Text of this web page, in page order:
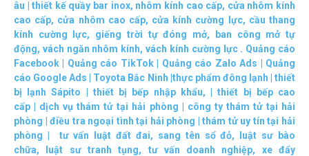
âu |thiết kế quầy bar inox, nhôm kính cao cấp, cửa nhôm kính
cao cấp, cửa nhôm cao cấp, cửa kính cường lực, cầu thang
kính cường lực, giếng trời tự đóng mở,
ban công mở tự
động, vách ngăn nhôm kính,vách kính cường lực. Quảng cáo
Facebook
Quảng cáo TikTok| Quảng cáo Zalo Ads
Quảng
cáo Google Ads
Toyota Bắc Ninh | thực phẩm đông lạnh |thiết
bị lạnh Sápito
thiết bị bếp nhập khẩu, |thiết bị bếp cao
cấp
dịch vụ thám tử tại hải phòng
công ty thám tử tại hải
phòng |điều tra ngoại tình tại hải phòng |thám tử uy tín tại hải
phòng
tư vấn luật đất đai, sang tên sổ đỏ,
luật sư bào
chữa, luật sư tranh tụng, tư vấn doanh nghiệp, xe đẩy